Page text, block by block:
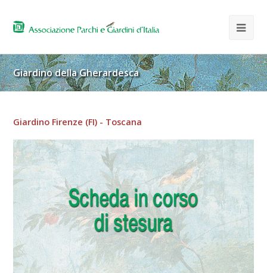
Giardino della Gherardesca
Giardino Firenze (FI) - Toscana